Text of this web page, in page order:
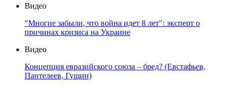
Видео
"Многие забыли, что война идет 8 лет": эксперт о
причинах кризиса на Украине
Видео
Концепция евразийского союза – бред? (Евстафьев,
Пантелеев, Гущин)